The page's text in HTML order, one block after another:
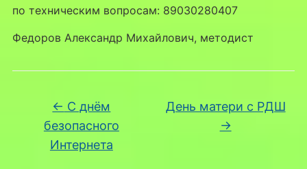
по техническим вопросам: 89030280407
Федоров Александр Михайлович, методист
← С днём
безопасного
Интернета
День матери с РДШ
→